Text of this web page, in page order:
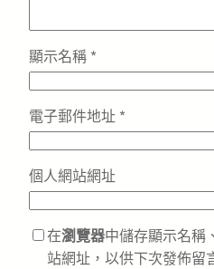
顯示名稱 *
電子郵件地址 *
個人網站網址
在瀏覽器中儲存顯示名稱
站網址，以供下次發佈留